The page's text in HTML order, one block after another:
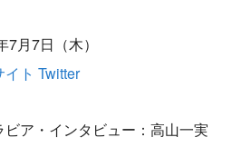
月7日（木）
ト Twitter
ア・インタビュー：高山一実